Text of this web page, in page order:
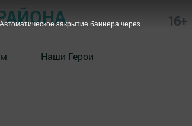
16+
Наши Герои
Автоматическое закрытие баннера через